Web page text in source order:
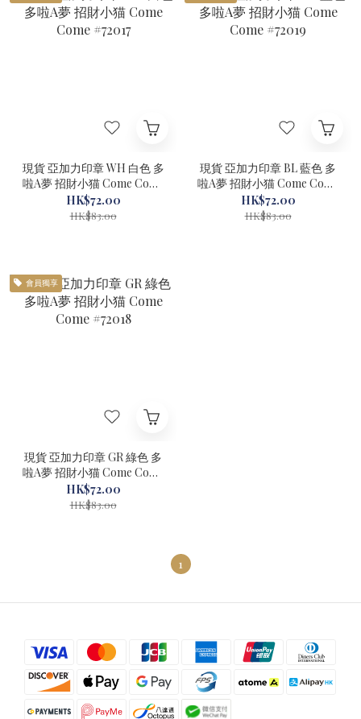
現貨 亞加力印章 WH 白色 多
啦A夢 招財小猫 Come Come
#72017
HK$72.00
HK$83.00
現貨 亞加力印章 BL 藍色 多
啦A夢 招財小猫 Come Come
#72019
HK$72.00
HK$83.00
會員獨享
現貨 亞加力印章 GR 綠色 多
啦A夢 招財小猫 Come Come
#72018
HK$72.00
HK$83.00
1